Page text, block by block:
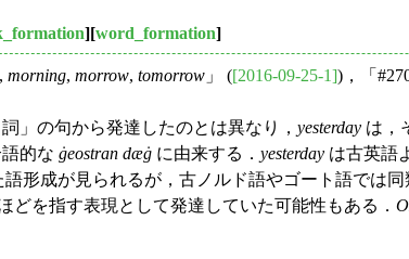
][word_formation]
, morning, morrow, tomorrow 」 ([2016-09-25-1])，「
」の句から発達したのとは異なり， yesterday は，
的な ġeostran dæġ に由来する． yesterday は古英語
形成が見られるが，古ノルド語やゴート語では
どを指す表現として発達していた可能性もある．